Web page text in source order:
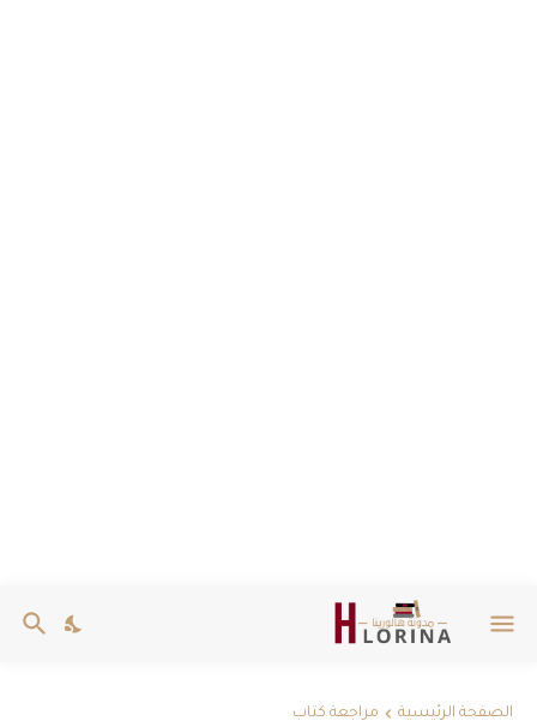
الصفحة الرئيسية مراجعة كتاب